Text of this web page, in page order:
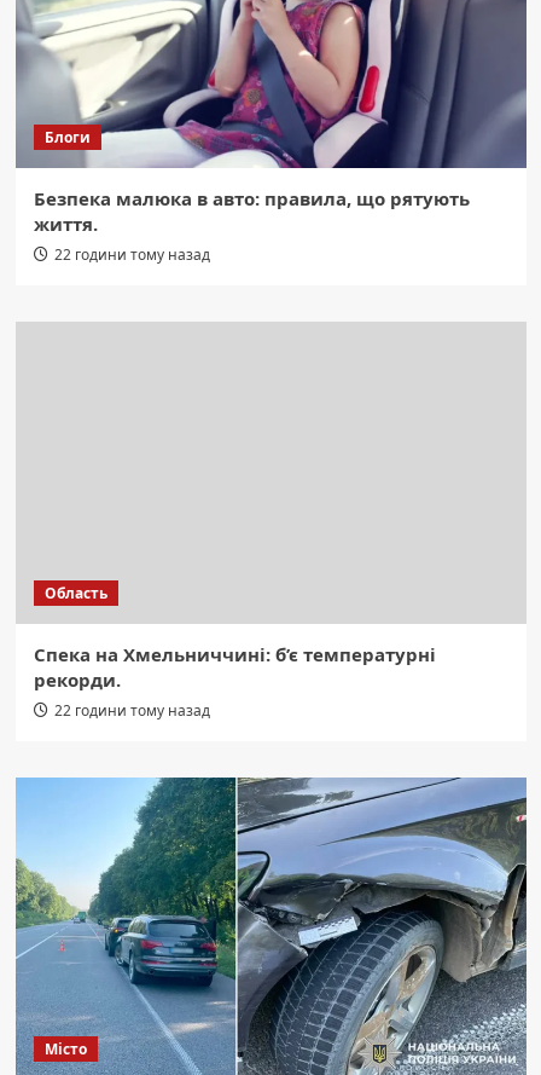
Блоги
Безпека малюка в авто: правила, що рятують
життя.
22 години тому назад
Область
Спека на Хмельниччині: б’є температурні
рекорди.
22 години тому назад
Місто